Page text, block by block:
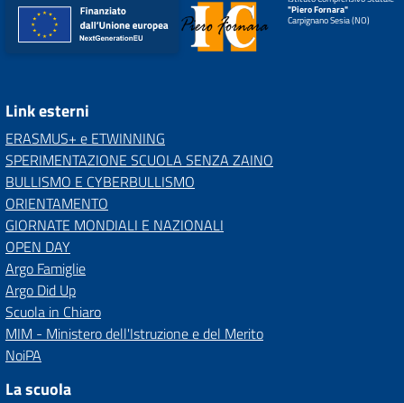
"Piero Fornara"
Carpignano Sesia (NO)
Link esterni
ERASMUS+ e ETWINNING
SPERIMENTAZIONE SCUOLA SENZA ZAINO
BULLISMO E CYBERBULLISMO
ORIENTAMENTO
GIORNATE MONDIALI E NAZIONALI
OPEN DAY
Argo Famiglie
Argo Did Up
Scuola in Chiaro
MIM - Ministero dell'Istruzione e del Merito
NoiPA
La scuola